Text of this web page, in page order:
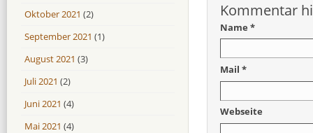
Kommentar
Name *
Mail *
Webseite
Oktober 2021 (2)
September 2021 (1)
August 2021 (3)
Juli 2021 (2)
Juni 2021 (4)
Mai 2021 (4)